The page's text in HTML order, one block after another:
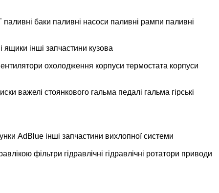
паливні баки паливні насоси паливні рампи паливні
ящики інші запчастини кузова
охолодження корпуси термостата корпуси
важелі стоянкового гальма педалі гальма гірські
AdBlue інші запчастини вихлопної системи
фільтри гідравлічні гідравлічні ротатори приводи